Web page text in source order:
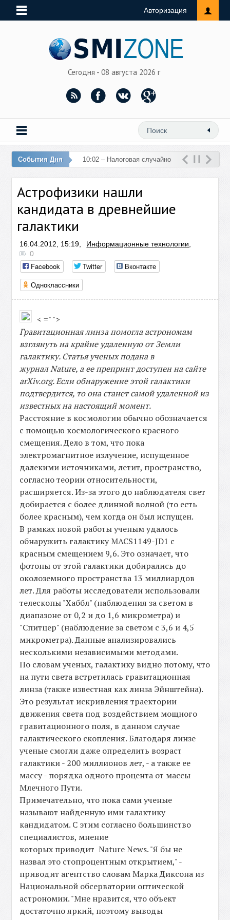
Авторизация
Сегодня - 08 августа 2026 г
События Дня 10:02 – Налоговая случайно
на счет женщины
Астрофизики нашли
кандидата в древнейшие
галактики
16.04.2012, 15:19, Информационные технологии
0
Facebook Twitter
Вконтакте
Одноклассники
< =" ">
Гравитационная линза помогла астрономам
взглянуть на крайне удаленную от Земли
галактику. Статья ученых подана в
журналNature, а ее препринт доступен на сайте
arXiv.org. Если обнаружение этой галактики
подтвердится, то она станет самой удаленной из
известных на настоящий момент.
Расстояние в космологии обычно обозначается
с помощью космологического красного
смещения. Дело в том, что пока
электромагнитное излучение, испущенное
далекими источниками, летит, пространство,
согласно теории относительности,
расширяется. Из-за этого до наблюдателя свет
добирается с более длинной волной (то есть
более красным), чем когда он был испущен.
В рамках новой работы ученым удалось
обнаружить галактику MACS1149-JD1 с
красным смещением 9,6. Это означает, что
фотоны от этой галактики добирались до
околоземного пространства 13 миллиардов
лет. Для работы исследователи использовали
телескопы "Хаббл" (наблюдения за светом в
диапазоне от 0,2 и до 1,6 микрометра) и
"Спитцер" (наблюдение за светом с 3,6 и 4,5
микрометра). Данные анализировались
несколькими независимыми методами.
По словам ученых, галактику видно потому, что
на пути света встретилась гравитационная
линза (также известная как линза Эйнштейна).
Это результат искривления траектории
движения света под воздействием мощного
гравитационного поля, в данном случае
галактического скопления. Благодаря линзе
ученые смогли даже определить возраст
галактики - 200 миллионов лет, - а также ее
массу - порядка одного процента от массы
Млечного Пути.
Примечательно, что пока сами ученые
называют найденную ими галактику
кандидатом. С этим согласно большинство
специалистов, мнение
которых приводит Nature News. "Я бы не
назвал это стопроцентным открытием," -
приводит агентство словам Марка Диксона из
Национальной обсерватории оптической
астрономии. "Мне нравится, что объект
достаточно яркий, поэтому выводы